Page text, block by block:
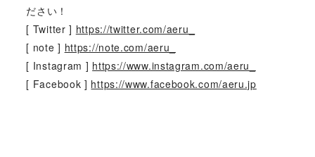
ださい！
[ Twitter ] https://twitter.com/aeru_
[ note ] https://note.com/aeru_
[ Instagram ] https://www.instagram.com/aeru_
[ Facebook ] https://www.facebook.com/aeru.jp